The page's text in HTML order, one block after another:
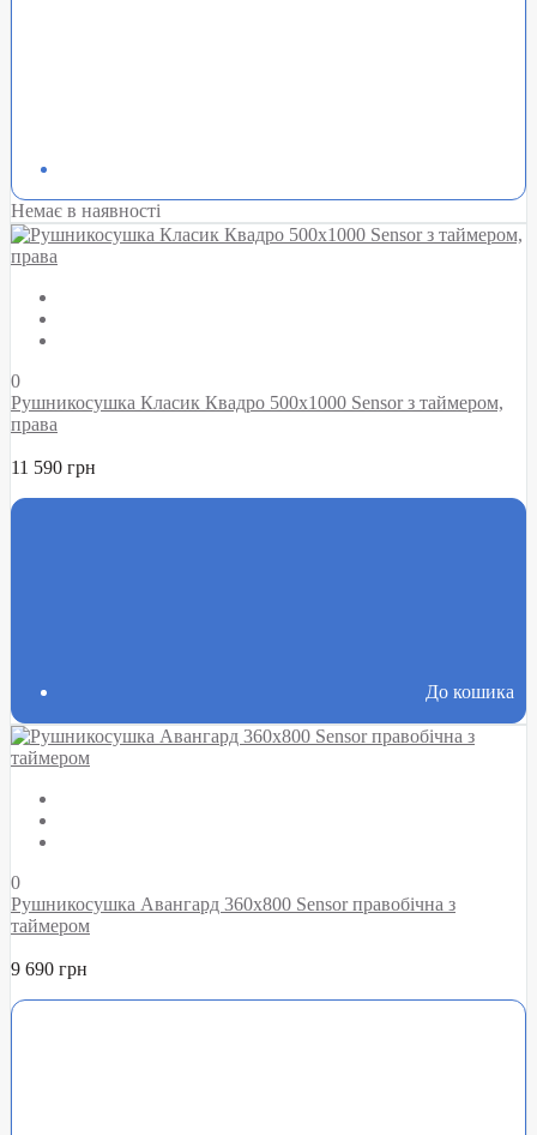
Немає в наявності
0
Рушникосушка Класик Квадро 500х1000 Sensor з таймером,
права
11 590 грн
До кошика
0
Рушникосушка Авангард 360х800 Sensor правобічна з
таймером
9 690 грн